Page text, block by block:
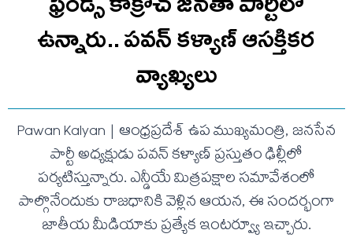
ఉన్నారు.. ప‌వ‌న్ క‌ళ్యాణ్ ఆసక్తిక‌ర
వ్యాఖ్య‌లు
Pawan Kalyan | ఆంధ్రప్రదేశ్ ఉప ముఖ్యమంత్రి, జనసేన
పార్టీ అధ్యక్షుడు పవన్ కళ్యాణ్ ప్రస్తుతం ఢిల్లీలో
పర్యటిస్తున్నారు. ఎన్డీయే మిత్రపక్షాల సమావేశంలో
పాల్గొనేందుకు రాజధానికి వెళ్లిన ఆయన, ఈ సందర్భంగా
జాతీయ మీడియాకు ప్రత్యేక ఇంటర్వ్యూ ఇచ్చారు.